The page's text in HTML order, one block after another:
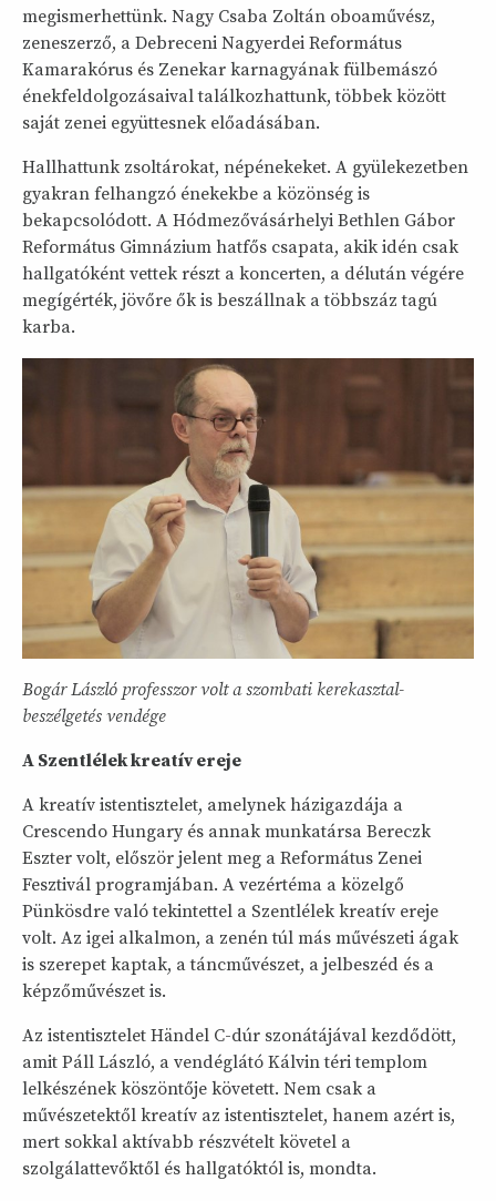
megismerhettünk. Nagy Csaba Zoltán oboaművész,
zeneszerző, a Debreceni Nagyerdei Református
Kamarakórus és Zenekar karnagyának fülbemászó
énekfeldolgozásaival találkozhattunk, többek között
saját zenei együttesnek előadásában.
Hallhattunk zsoltárokat, népénekeket. A gyülekezetben
gyakran felhangzó énekekbe a közönség is
bekapcsolódott. A Hódmezővásárhelyi Bethlen Gábor
Református Gimnázium hatfős csapata, akik idén csak
hallgatóként vettek részt a koncerten, a délután végére
megígérték, jövőre ők is beszállnak a többszáz tagú
karba.
Bogár László professzor volt a szombati kerekasztal-
beszélgetés vendége
A Szentlélek kreatív ereje
A kreatív istentisztelet, amelynek házigazdája a
Crescendo Hungary és annak munkatársa Bereczk
Eszter volt, először jelent meg a Református Zenei
Fesztivál programjában. A vezértéma a közelgő
Pünkösdre való tekintettel a Szentlélek kreatív ereje
volt. Az igei alkalmon, a zenén túl más művészeti ágak
is szerepet kaptak, a táncművészet, a jelbeszéd és a
képzőművészet is.
Az istentisztelet Händel C-dúr szonátájával kezdődött,
amit Páll László, a vendéglátó Kálvin téri templom
lelkészének köszöntője követett. Nem csak a
művészetektől kreatív az istentisztelet, hanem azért is,
mert sokkal aktívabb részvételt követel a
szolgálattevőktől és hallgatóktól is, mondta.